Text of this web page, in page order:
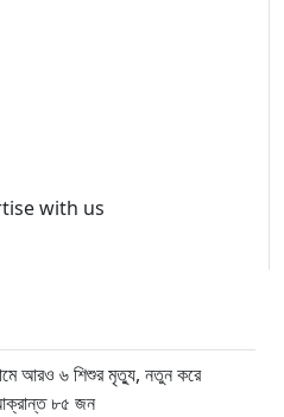
আরও ৬ শিশুর মৃত্যু, নতুন করে
৮৫ জন